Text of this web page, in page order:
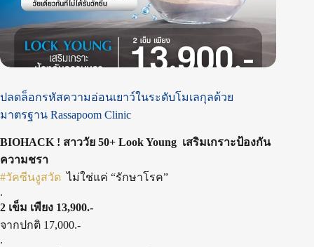
ปลดล็อกรหัสความอ่อนเยาว์ในระดับโมเลกุลด้วย
มาตรฐาน Rassapoom Clinic
BIOHACK ! สาววัย 50+ Look Young ️ เสริมเกราะป้องกัน
ความชรา
#วัคซีนงูสวัด ไม่ใช่แค่ “รักษาโรค”
.
2 เข็ม เพียง 13,900.-
จากปกติ 17,000.-
.